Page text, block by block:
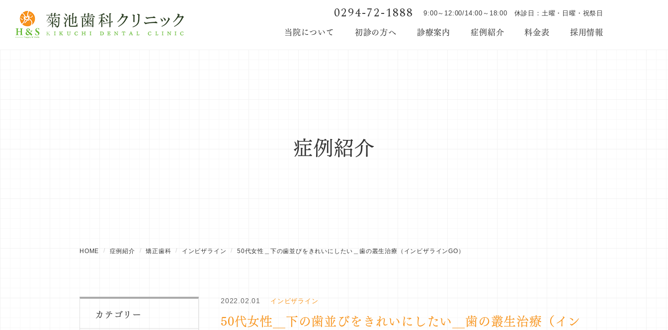
0294-72-1888 9:00～12:00/14:00～18:00 休診日：土曜・日曜・祝祭日
当院について 初診の方へ 診療案内 症例紹介 料金表 採用情報
症例紹介
HOME 症例紹介 矯正歯科 インビザライン 50代女性＿下の歯並びをきれいにしたい＿歯の叢生治療（インビザラインGO）
カテゴリー
2022.02.01 インビザライン
50代女性＿下の歯並びをきれいにしたい＿歯の叢生治療（イン